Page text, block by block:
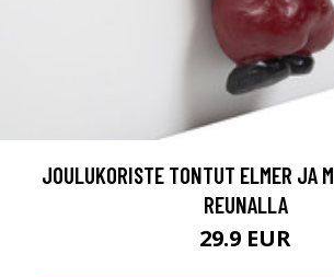
JOULUKORISTE TONTUT ELMER JA
REUNALLA
29.9 EUR